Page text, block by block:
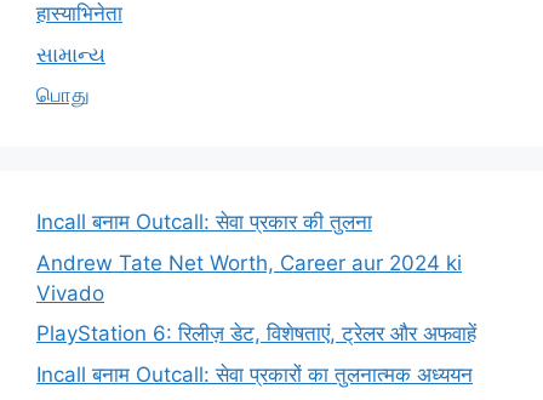
हास्याभिनेता
સામાન્ય
பொது
Incall बनाम Outcall: सेवा प्रकार की तुलना
Andrew Tate Net Worth, Career aur 2024 ki
Vivado
PlayStation 6: रिलीज़ डेट, विशेषताएं, ट्रेलर और अफवाहें
Incall बनाम Outcall: सेवा प्रकारों का तुलनात्मक अध्ययन